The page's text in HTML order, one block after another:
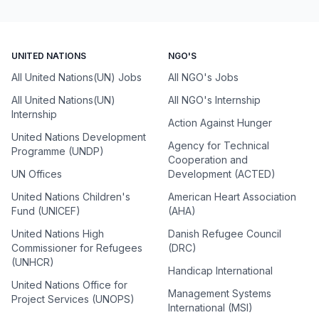
UNITED NATIONS
All United Nations(UN) Jobs
All United Nations(UN)
Internship
United Nations Development
Programme (UNDP)
UN Offices
United Nations Children's
Fund (UNICEF)
United Nations High
Commissioner for Refugees
(UNHCR)
United Nations Office for
Project Services (UNOPS)
NGO'S
All NGO's Jobs
All NGO's Internship
Action Against Hunger
Agency for Technical
Cooperation and
Development (ACTED)
American Heart Association
(AHA)
Danish Refugee Council
(DRC)
Handicap International
Management Systems
International (MSI)